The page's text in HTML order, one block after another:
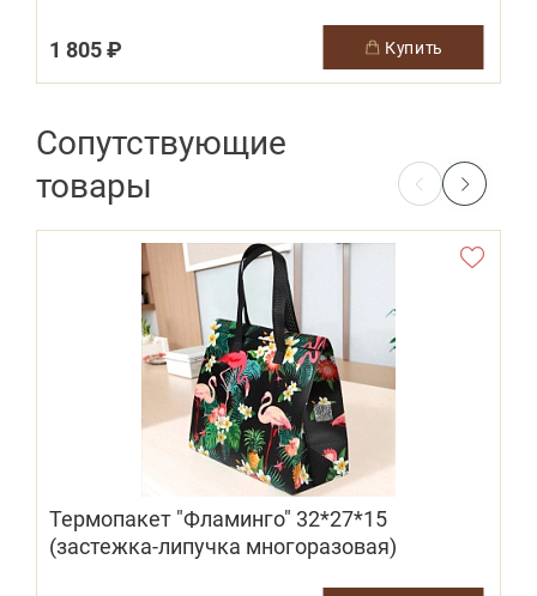
1 805 ₽ купить
Сопутствующие
товары
Термопакет "Фламинго" 32*27*15
(застежка-липучка многоразовая)